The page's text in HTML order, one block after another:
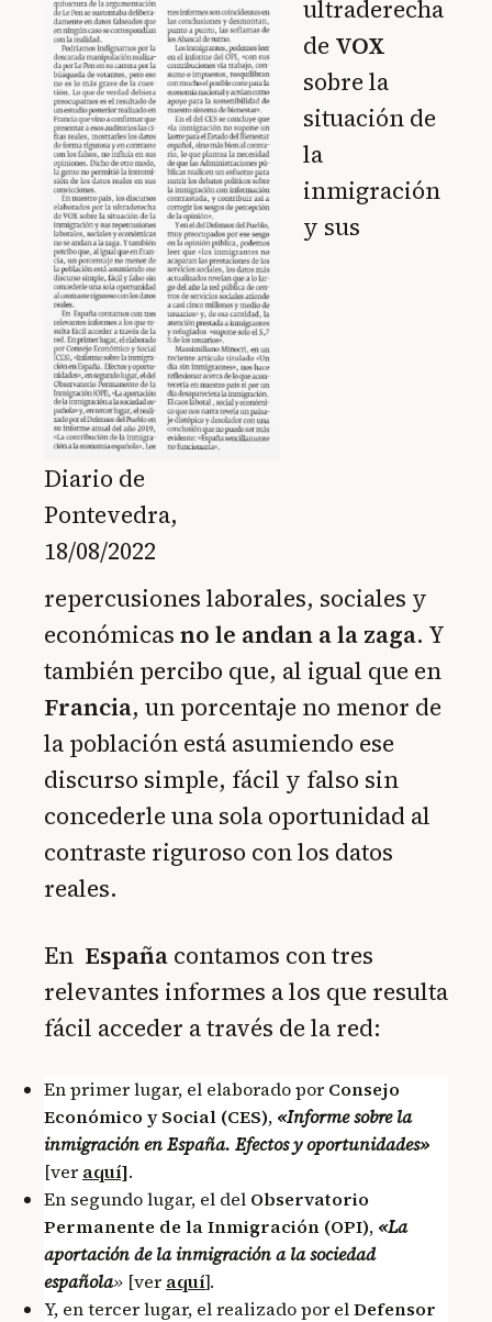
Diario de
Pontevedra,
18/08/2022
ultraderecha
de VOX
sobre la
situación de
la
inmigración
y sus
repercusiones laborales, sociales y
económicas no le andan a la zaga. Y
también percibo que, al igual que en
Francia, un porcentaje no menor de
la población está asumiendo ese
discurso simple, fácil y falso sin
concederle una sola oportunidad al
contraste riguroso con los datos
reales.
En España contamos con tres
relevantes informes a los que resulta
fácil acceder a través de la red:
En primer lugar, el elaborado por Consejo
Económico y Social (CES), «Informe sobre la
inmigración en España. Efectos y oportunidades»
[ver aquí].
En segundo lugar, el del Observatorio
Permanente de la Inmigración (OPI), «La
aportación de la inmigración a la sociedad
española» [ver aquí].
Y, en tercer lugar, el realizado por elDefensor